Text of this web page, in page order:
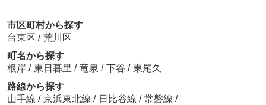
市区町村から探す
台東区 / 荒川区
町名から探す
根岸 / 東日暮里 / 竜泉 / 下谷 / 東尾久
路線から探す
山手線 / 京浜東北線 / 日比谷線 / 常磐線 /